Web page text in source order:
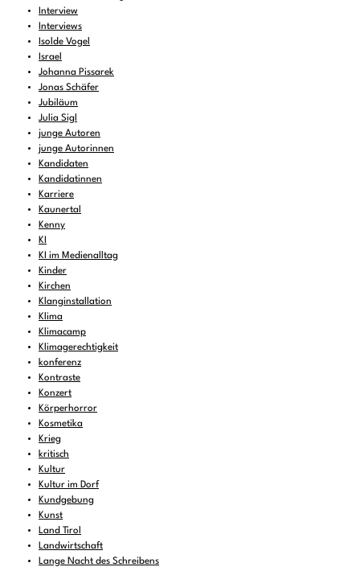
Interview
Interviews
Isolde Vogel
Israel
Johanna Pissarek
Jonas Schäfer
Jubiläum
Julia Sigl
junge Autoren
junge Autorinnen
Kandidaten
Kandidatinnen
Karriere
Kaunertal
Kenny
KI
KI im Medienalltag
Kinder
Kirchen
Klanginstallation
Klima
Klimacamp
Klimagerechtigkeit
konferenz
Kontraste
Konzert
Körperhorror
Kosmetika
Krieg
kritisch
Kultur
Kultur im Dorf
Kundgebung
Kunst
Land Tirol
Landwirtschaft
Lange Nacht des Schreibens